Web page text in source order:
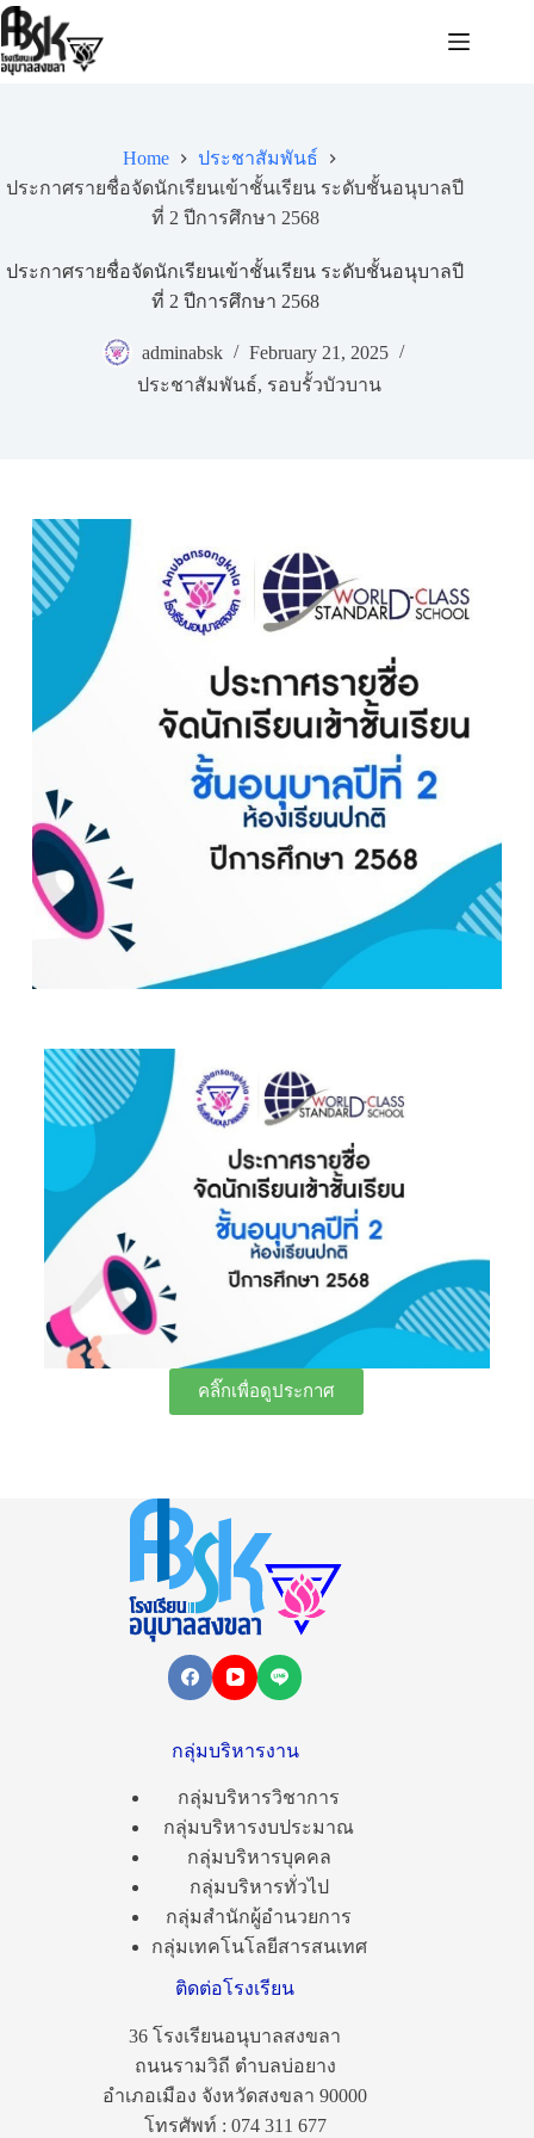
Home
ประชาสัมพันธ์
ประกาศรายชื่อจัดนักเรียนเข้าชั้นเรียน ระดับชั้นอนุบาลปี
ที่ 2 ปีการศึกษา 2568
ประกาศรายชื่อจัดนักเรียนเข้าชั้นเรียน ระดับชั้นอนุบาลปี
ที่ 2 ปีการศึกษา 2568
adminabsk
February 21, 2025
ประชาสัมพันธ์, รอบรั้วบัวบาน
คลิ๊กเพื่อดูประกาศ
กลุ่มบริหารงาน
กลุ่มบริหารวิชาการ
กลุ่มบริหารงบประมาณ
กลุ่มบริหารบุคคล
กลุ่มบริหารทั่วไป
กลุ่มสำนักผู้อำนวยการ
กลุ่มเทคโนโลยีสารสนเทศ
ติดต่อโรงเรียน
36 โรงเรียนอนุบาลสงขลา
ถนนรามวิถี ตำบลบ่อยาง
อำเภอเมือง จังหวัดสงขลา 90000
โทรศัพท์ : 074 311 677